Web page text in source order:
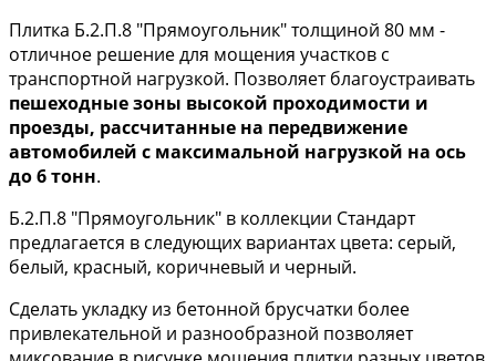
Плитка Б.2.П.8 "Прямоугольник" толщиной 80 мм -
отличное решение для мощения участков с
транспортной нагрузкой. Позволяет благоустраивать
пешеходные зоны высокой проходимости и
проезды, рассчитанные на передвижение
автомобилей с максимальной нагрузкой на ось
до 6 тонн.
Б.2.П.8 "Прямоугольник" в коллекции Стандарт
предлагается в следующих вариантах цвета: серый,
белый, красный, коричневый и черный.
Сделать укладку из бетонной брусчатки более
привлекательной и разнообразной позволяет